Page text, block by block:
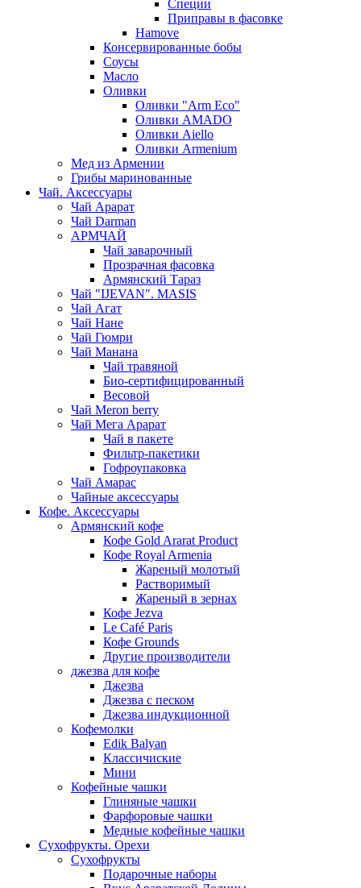
Специи
Приправы в фасовке
Hamove
Консервированные бобы
Соусы
Масло
Оливки
Оливки "Arm Eco"
Оливки AMADO
Оливки Aiello
Оливки Armenium
Мед из Армении
Грибы маринованные
Чай. Аксессуары
Чай Арарат
Чай Darman
АРМЧАЙ
Чай заварочный
Прозрачная фасовка
Армянский Тараз
Чай "IJEVAN". MASIS
Чай Агат
Чай Нане
Чай Гюмри
Чай Манана
Чай травяной
Био-сертифицированный
Весовой
Чай Meron berry
Чай Мега Арарат
Чай в пакете
Фильтр-пакетики
Гофроупаковка
Чай Амарас
Чайные аксессуары
Кофе. Аксессуары
Армянский кофе
Кофе Gold Ararat Product
Кофе Royal Armenia
Жареный молотый
Растворимый
Жареный в зернах
Кофе Jezva
Le Café Paris
Кофе Grounds
Другие производители
джезва для кофе
Джезва
Джезва с песком
Джезва индукционной
Кофемолки
Edik Balyan
Классичиские
Мини
Кофейные чашки
Глиняные чашки
Фарфоровые чашки
Медные кофейные чашки
Сухофрукты. Орехи
Сухофрукты
Подарочные наборы